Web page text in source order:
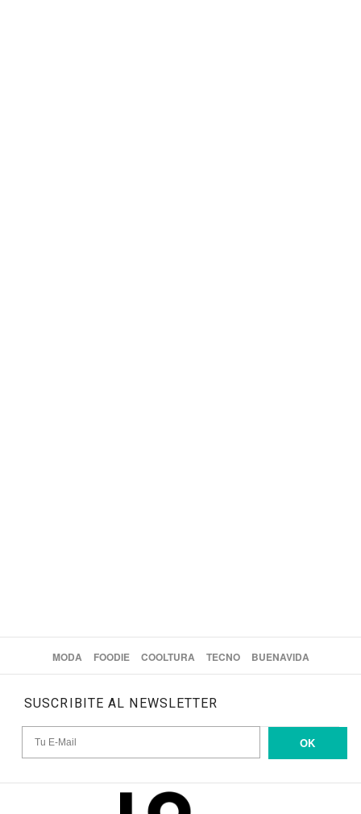
MODA FOODIE COOLTURA TECNO BUENAVIDA
SUSCRIBITE AL NEWSLETTER
OK